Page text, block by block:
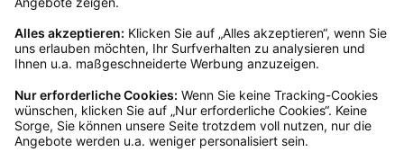
Kundenservice
Mo – Fr 9 – 17 Uhr, Sa 9 – 13 Uhr
Ruf uns an
0800-28 18 78